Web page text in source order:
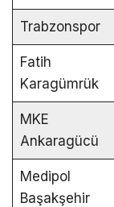
Trabzonspor
Fatih
Karagümrük
MKE
Ankaragücü
Medipol
Başakşehir